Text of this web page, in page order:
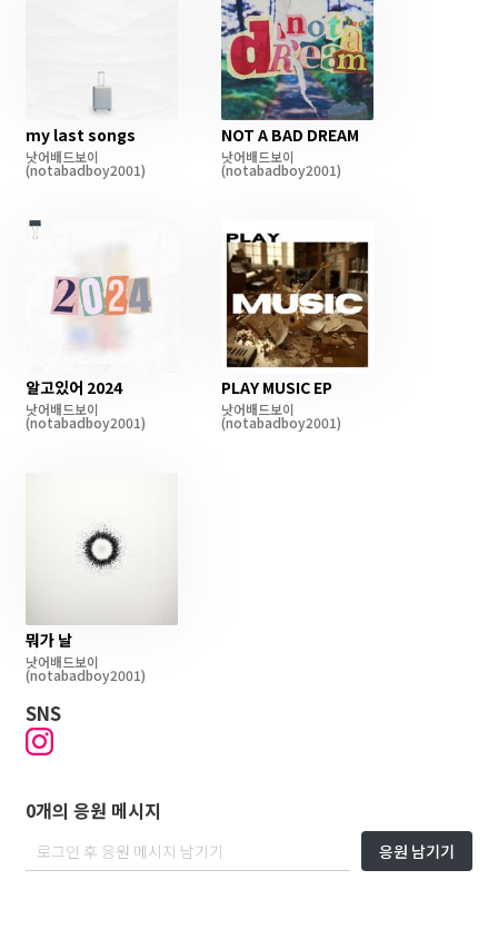
my last songs
낫어배드보이
(notabadboy2001)
NOT A BAD DREAM
낫어배드보이
(notabadboy2001)
알고있어 2024
낫어배드보이
(notabadboy2001)
PLAY MUSIC EP
낫어배드보이
(notabadboy2001)
뭐가 날
낫어배드보이
(notabadboy2001)
SNS
0개의 응원 메시지
응원 남기기